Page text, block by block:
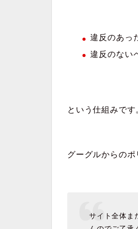
違反のあっ
違反のない
という仕組みです
グーグルからの
サイト全体ま